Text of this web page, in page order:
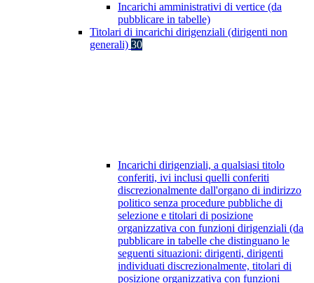
Incarichi amministrativi di vertice (da
pubblicare in tabelle)
Titolari di incarichi dirigenziali (dirigenti non
generali) 30
Incarichi dirigenziali, a qualsiasi titolo
conferiti, ivi inclusi quelli conferiti
discrezionalmente dall'organo di indirizzo
politico senza procedure pubbliche di
selezione e titolari di posizione
organizzativa con funzioni dirigenziali (da
pubblicare in tabelle che distinguano le
seguenti situazioni: dirigenti, dirigenti
individuati discrezionalmente, titolari di
posizione organizzativa con funzioni